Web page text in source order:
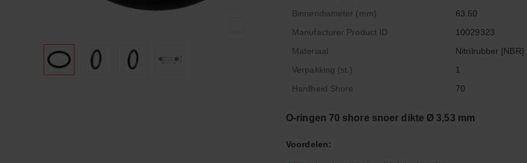
Binnendiameter (mm)
63.50
Manufacturer Product ID
10029323
Materiaal
Nitrilrubber [NBR]
Verpakking (st.)
1
Hardheid Shore
70
O-ringen 70 shore snoer dikte Ø 3,53 mm
Voordelen: